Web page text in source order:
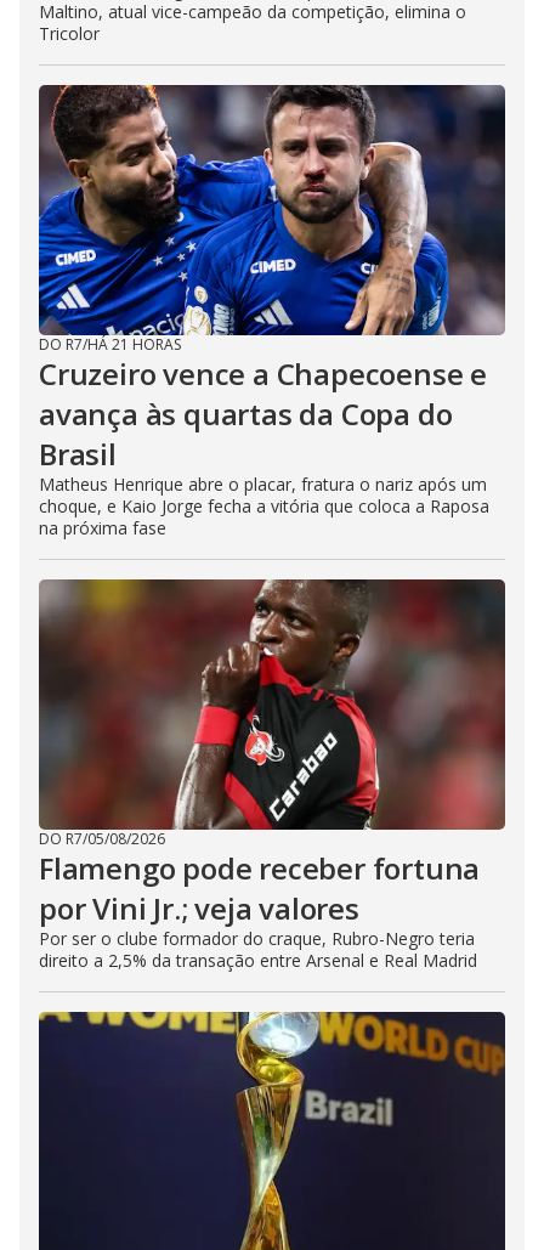
Maltino, atual vice-campeão da competição, elimina o
Tricolor
DO R7/HÁ 21 HORAS
Cruzeiro vence a Chapecoense e
avança às quartas da Copa do
Brasil
Matheus Henrique abre o placar, fratura o nariz após um
choque, e Kaio Jorge fecha a vitória que coloca a Raposa
na próxima fase
DO R7/05/08/2026
Flamengo pode receber fortuna
por Vini Jr.; veja valores
Por ser o clube formador do craque, Rubro-Negro teria
direito a 2,5% da transação entre Arsenal e Real Madrid